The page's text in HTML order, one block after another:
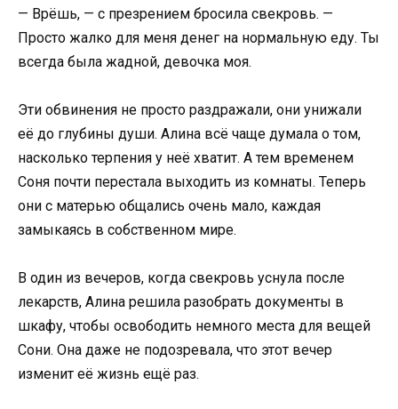
— Врёшь, — с презрением бросила свекровь. —
Просто жалко для меня денег на нормальную еду. Ты
всегда была жадной, девочка моя.
Эти обвинения не просто раздражали, они унижали
её до глубины души. Алина всё чаще думала о том,
насколько терпения у неё хватит. А тем временем
Соня почти перестала выходить из комнаты. Теперь
они с матерью общались очень мало, каждая
замыкаясь в собственном мире.
В один из вечеров, когда свекровь уснула после
лекарств, Алина решила разобрать документы в
шкафу, чтобы освободить немного места для вещей
Сони. Она даже не подозревала, что этот вечер
изменит её жизнь ещё раз.